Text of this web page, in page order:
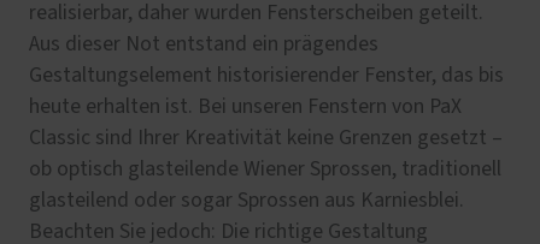
realisierbar, daher wurden Fensterscheiben geteilt.
Aus dieser Not entstand ein prägendes
Gestaltungselement historisierender Fenster, das bis
heute erhalten ist. Bei unseren Fenstern von PaX
Classic sind Ihrer Kreativität keine Grenzen gesetzt –
ob optisch glasteilende Wiener Sprossen, traditionell
glasteilend oder sogar Sprossen aus Karniesblei.
Beachten Sie jedoch: Die richtige Gestaltung